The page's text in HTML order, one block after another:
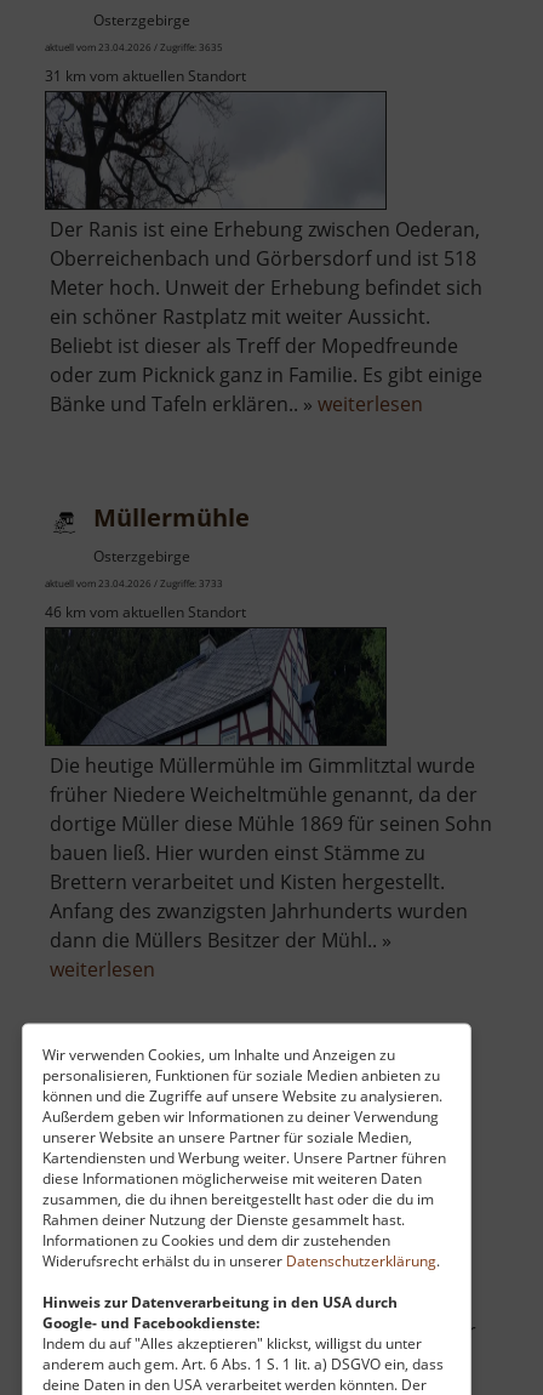
Wir verwenden Cookies, um Inhalte und Anzeigen zu
personalisieren, Funktionen für soziale Medien anbieten zu
können und die Zugriffe auf unsere Website zu analysieren.
Außerdem geben wir Informationen zu deiner Verwendung
unserer Website an unsere Partner für soziale Medien,
Kartendiensten und Werbung weiter. Unsere Partner führen
diese Informationen möglicherweise mit weiteren Daten
zusammen, die du ihnen bereitgestellt hast oder die du im
Rahmen deiner Nutzung der Dienste gesammelt hast.
Informationen zu Cookies und dem dir zustehenden
Widerufsrecht erhälst du in unserer Datenschutzerklärung.
Hinweis zur Datenverarbeitung in den USA durch
Google- und Facebookdienste:
Indem du auf "Alles akzeptieren" klickst, willigst du unter
anderem auch gem. Art. 6 Abs. 1 S. 1 lit. a) DSGVO ein, dass
deine Daten in den USA verarbeitet werden könnten. Der
Osterzgebirge
aktuell vom 23.04.2026 / Zugriffe: 3635
31 km vom aktuellen Standort
Der Ranis ist eine Erhebung zwischen Oederan,
Oberreichenbach und Görbersdorf und ist 518
Meter hoch. Unweit der Erhebung befindet sich
ein schöner Rastplatz mit weiter Aussicht.
Beliebt ist dieser als Treff der Mopedfreunde
oder zum Picknick ganz in Familie. Es gibt einige
Bänke und Tafeln erklären.. » weiterlesen
Müllermühle
Osterzgebirge
aktuell vom 23.04.2026 / Zugriffe: 3733
46 km vom aktuellen Standort
Die heutige Müllermühle im Gimmlitztal wurde
früher Niedere Weicheltmühle genannt, da der
dortige Müller diese Mühle 1869 für seinen Sohn
bauen ließ. Hier wurden einst Stämme zu
Brettern verarbeitet und Kisten hergestellt.
Anfang des zwanzigsten Jahrhunderts wurden
dann die Müllers Besitzer der Mühl.. »
weiterlesen
Peindlberg
Tisovský vrch / Böhmisches Erzgebirge
34 km vom aktuellen Standort
Der Tisovský vrch erhebt sich knapp 977 Meter
am Südrand des Erzgebirges. Steigt man auf
seinen fünfundzwanzig Meter hohen Turm, so